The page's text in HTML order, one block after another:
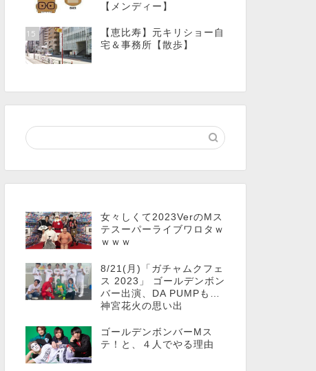
【メンディー】
15
【恵比寿】元キリショー自
宅＆事務所【散歩】
女々しくて2023VerのMス
テスーパーライブワロタｗ
ｗｗｗ
8/21(月)「ガチャムクフェ
ス 2023」 ゴールデンボン
バー出演、DA PUMPも…
神宮花火の思い出
ゴールデンボンバーMス
テ！と、４人でやる理由